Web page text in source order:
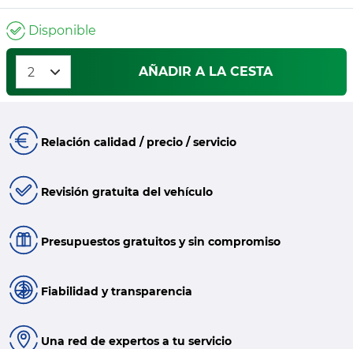
Disponible
AÑADIR A LA CESTA
Relación calidad / precio / servicio
Revisión gratuita del vehículo
Presupuestos gratuitos y sin compromiso
Fiabilidad y transparencia
Una red de expertos a tu servicio